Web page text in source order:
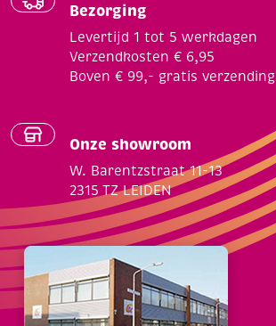
Bezorging
Levertijd 1 tot 5 werkdagen
Verzendkosten € 6,95
Boven € 99,- gratis verzending
Onze showroom
W. Barentzstraat 11-13
2315 TZ LEIDEN